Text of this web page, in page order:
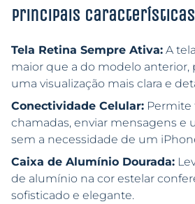
Principais características
Tela Retina Sempre Ativa: A
maior que a do modelo anterior,
uma visualização mais clara e
Conectividade Celular: Permite
chamadas, enviar mensagens e
sem a necessidade de um
Caixa de Alumínio Dourada:
de alumínio na cor estelar
sofisticado e elegante.